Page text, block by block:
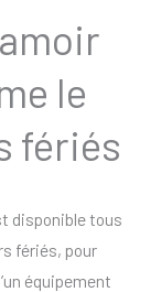
le
fériés
disponible tous
fériés, pour
équipement